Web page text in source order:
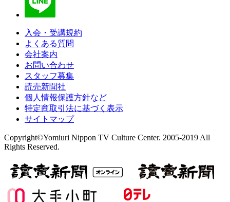
入会・受講規約
よくある質問
会社案内
お問い合わせ
スタッフ募集
読売新聞社
個人情報保護方針など
特定商取引法に基づく表示
サイトマップ
Copyright©Yomiuri Nippon TV Culture Center. 2005-2019 All
Rights Reserved.